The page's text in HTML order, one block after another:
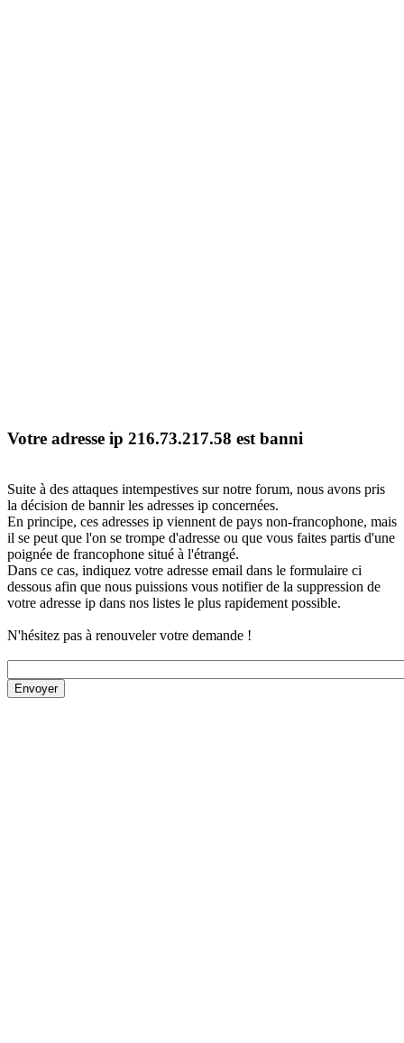
Votre adresse ip 216.73.217.58 est banni
Suite à des attaques intempestives sur notre forum, nous avons pris
la décision de bannir les adresses ip concernées.
En principe, ces adresses ip viennent de pays non-francophone, mais
il se peut que l'on se trompe d'adresse ou que vous faites partis d'une
poignée de francophone situé à l'étrangé.
Dans ce cas, indiquez votre adresse email dans le formulaire ci
dessous afin que nous puissions vous notifier de la suppression de
votre adresse ip dans nos listes le plus rapidement possible.
N'hésitez pas à renouveler votre demande !